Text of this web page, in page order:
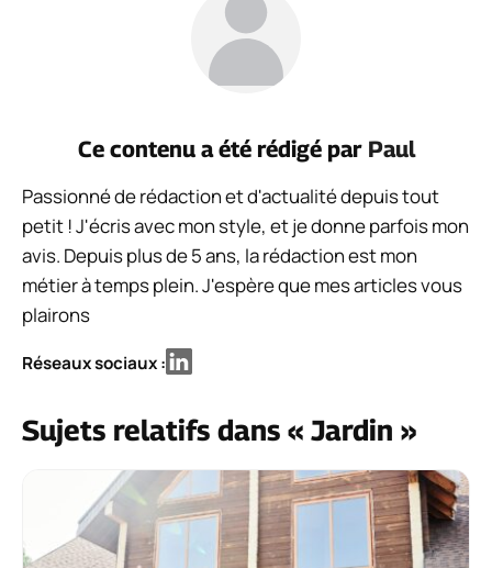
Ce contenu a été rédigé par Paul
Passionné de rédaction et d'actualité depuis tout
petit ! J'écris avec mon style, et je donne parfois mon
avis. Depuis plus de 5 ans, la rédaction est mon
métier à temps plein. J'espère que mes articles vous
plairons
Réseaux sociaux :
Sujets relatifs dans « Jardin »